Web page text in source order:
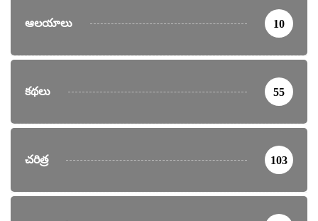
ఆలయాలు 10
కథలు 55
చరిత్ర 103